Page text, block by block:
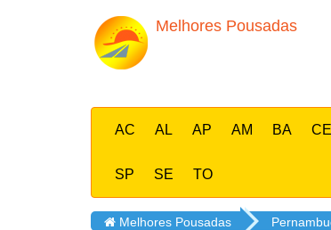
Melhores Pousadas
AC AL AP AM BA CE
SP SE TO
Melhores Pousadas